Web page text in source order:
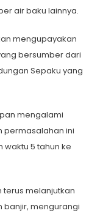
air baku lainnya.
mengupayakan
bersumber dari
Sepaku yang
mengalami
permasalahan ini
5 tahun ke
terus melanjutkan
mengurangi